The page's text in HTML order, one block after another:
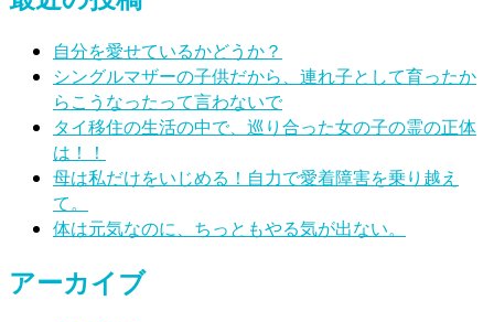
自分を愛せているかどうか？
シングルマザーの子供だから、連れ子として育ったか
らこうなったって言わないで
タイ移住の生活の中で、巡り合った女の子の霊の正体
は！！
母は私だけをいじめる！自力で愛着障害を乗り越え
て。
体は元気なのに、ちっともやる気が出ない。
アーカイブ